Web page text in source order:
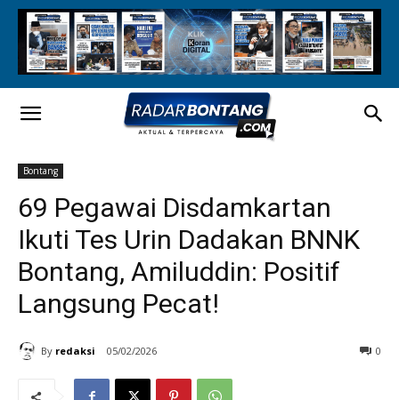
Bontang
69 Pegawai Disdamkartan
Ikuti Tes Urin Dadakan BNNK
Bontang, Amiluddin: Positif
Langsung Pecat!
By redaksi 05/02/2026 0